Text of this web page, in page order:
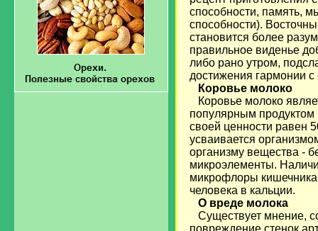
способности, память,
способности).
становится более
правильное виденье
либо рано утром,
достижения гармонии
Коровье молоко
Коровье молоко
популярным продуктом
своей ценности равен
усваивается
организму вещества -
микроэлементы.
микрофлоры
человека в кальции.
О вреде молока
Существует мнение,
повреждение стенок